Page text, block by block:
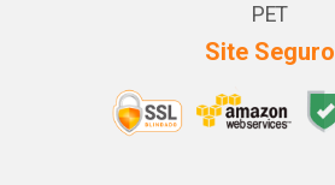
PET
Site Seguro